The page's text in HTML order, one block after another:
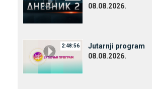
08.08.2026.
2:48:56
Јutarnji program
08.08.2026.